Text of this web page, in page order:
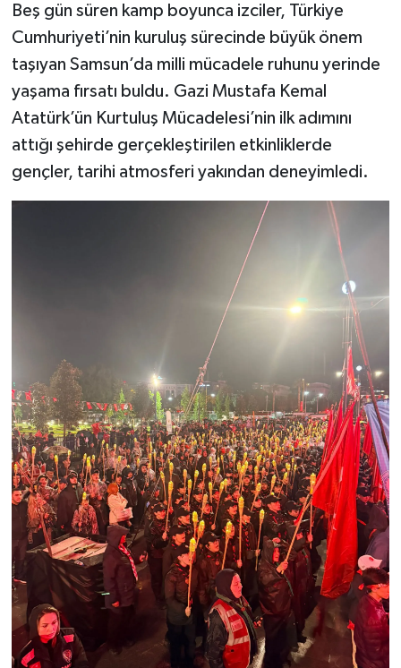
Beş gün süren kamp boyunca izciler, Türkiye
Cumhuriyeti’nin kuruluş sürecinde büyük önem
taşıyan Samsun’da milli mücadele ruhunu yerinde
yaşama fırsatı buldu. Gazi Mustafa Kemal
Atatürk’ün Kurtuluş Mücadelesi’nin ilk adımını
attığı şehirde gerçekleştirilen etkinliklerde
gençler, tarihi atmosferi yakından deneyimledi.